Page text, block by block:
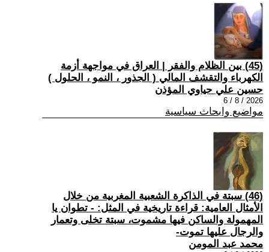
(45) بين الظلام والفقر | العراق في مواجهة أزمة
الكهرباء والتقشف المالي ( الجذور ، النمو ، الحلول )
حسين علي حياوي المؤذن
2026 / 8 / 6
مواضيع وابحاث سياسية
(46) سبتة في الذاكرة الشعبية المغربية من خلال
الأمثال العامية: قراءة تاريخية في المثل: - تطوان يا
المهمولة والساكن فيها مشموت، سبتة تخلى وتعمار
والرجال عليها تموت-
محمد عبد المومن